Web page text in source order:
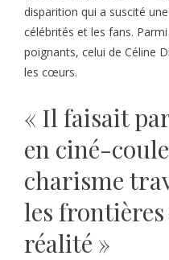
disparition qui a suscité
célébrités et les fans.
poignants, celui de Céline
les cœurs.
« Il faisait
en ciné-
charisme
les
réalité »